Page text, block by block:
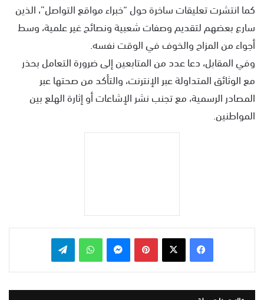
كما انتشرت تعليقات ساخرة حول “خبراء مواقع التواصل”، الذين
سارع بعضهم لتقديم وصفات شعبية ونصائح غير علمية، وسط
أجواء من المزاح والخوف في الوقت نفسه.
وفي المقابل، دعا عدد من المتابعين إلى ضرورة التعامل بحذر
مع الوثائق المتداولة عبر الإنترنت، والتأكد من صحتها عبر
المصادر الرسمية، مع تجنب نشر الإشاعات أو إثارة الهلع بين
المواطنين.
بينتيريست واتساب